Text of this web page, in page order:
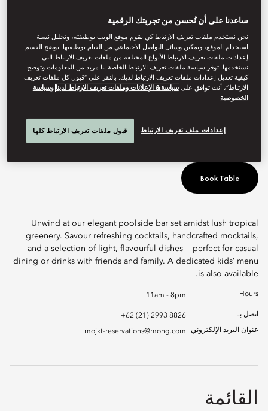
View All
AZURE
Relax at our tropical poolside bar with refreshing drinks, light
bites, and a selection of kids’ menu.
Book Table
Unwind at our elegant poolside bar set amidst lush tropical
greenery. Savour refreshing cocktails, handcrafted mocktails,
and a selection of light, flavourful dishes — perfect for casual
dining or drinks with friends and family. A dedicated kids’ menu
is also available.
Hours
11am - 8pm
اتصل بـ
+62 (21) 2993 8826
عنوان البريد الإلكتروني
mojkt-reservations@mohg.com
القائمة
ساعدنا على أن نُحسن من تجربتك الرقمية
نحن نستخدم ملفات تعريف الارتباط كي يقوم موقع الويب بوظيفته، وتحليل نسبة
استخدام الموقع، وتمكين وسائل التواصل الاجتماعي من القيام بوظيفتها. يوضح القسم
إعدادات ملفات تعريف الارتباط الأنواع المختلفة من ملفات تعريف الارتباط التي
نستخدمها. توفر سياسة ملفات تعريف الارتباط الخاصة بنا مزيد من المعلومات وتوضح
كيفية تعديل إعدادات ملفات تعريف الارتباط لديك. بالنقر على “قبول كل ملفات تعريف
الارتباط”، أنت توافق علىسياسة& الإعلانات وملفات تعريف الارتباط لدينا وسياسة
الخصوصية
إعدادات ملف تعريف الارتباط قبول ملفات تعريف الارتباط كلها